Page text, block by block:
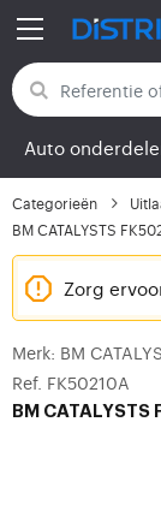
Terug naar
Auto
Categorieën
BM CATALYSTS
Zorg
Merk: BM
Ref. FK50210A
BM CATALYSTS